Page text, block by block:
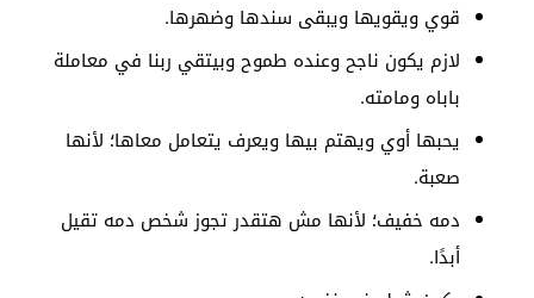
قوي ويقويها ويبقى سندها وضهرها.
لازم يكون ناجح وعنده طموح وبيتقي ربنا في معاملة
باباه ومامته.
يحبها أوي ويهتم بيها ويعرف يتعامل معاها؛ لأنها
صعبة.
دمه خفيف؛ لأنها مش هتقدر تجوز شخص دمه تقيل
أبدًا.